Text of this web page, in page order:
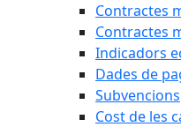
Contractes
Contractes
Indicadors
Dades de
Subvencions
Cost de les